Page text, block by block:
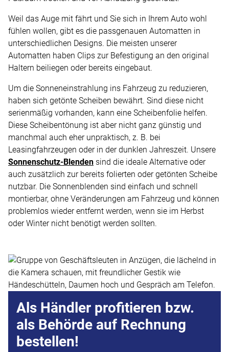
Weil das Auge mit fährt und Sie sich in Ihrem Auto wohl
fühlen wollen, gibt es die passgenauen Automatten in
unterschiedlichen Designs. Die meisten unserer
Automatten haben Clips zur Befestigung an den original
Haltern beiliegen oder bereits eingebaut.
Um die Sonneneinstrahlung ins Fahrzeug zu reduzieren,
haben sich getönte Scheiben bewährt. Sind diese nicht
serienmäßig vorhanden, kann eine Scheibenfolie helfen.
Diese Scheibentönung ist aber nicht ganz günstig und
manchmal auch eher unpraktisch, z. B. bei
Leasingfahrzeugen oder in der dunklen Jahreszeit. Unsere
Sonnenschutz-Blenden sind die ideale Alternative oder
auch zusätzlich zur bereits folierten oder getönten Scheibe
nutzbar. Die Sonnenblenden sind einfach und schnell
montierbar, ohne Veränderungen am Fahrzeug und können
problemlos wieder entfernt werden, wenn sie im Herbst
oder Winter nicht benötigt werden sollten.
Als Händler profitieren bzw.
als Behörde auf Rechnung
bestellen!